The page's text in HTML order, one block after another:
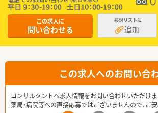
この求人に
問い合わせる
検討リストに
追加
この求人へのお問い合
コンサルタントへ求人情報をお問い合わせいただけま
薬局・病院等への直接応募ではございませんので、ご安